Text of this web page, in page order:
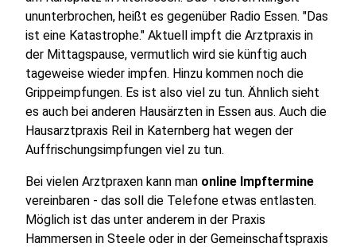
ununterbrochen, heißt es gegenüber Radio Essen. "Das
ist eine Katastrophe." Aktuell impft die Arztpraxis in
der Mittagspause, vermutlich wird sie künftig auch
tageweise wieder impfen. Hinzu kommen noch die
Grippeimpfungen. Es ist also viel zu tun. Ähnlich sieht
es auch bei anderen Hausärzten in Essen aus. Auch die
Hausarztpraxis Reil in Katernberg hat wegen der
Auffrischungsimpfungen viel zu tun.
Bei vielen Arztpraxen kann man online Impftermine
vereinbaren - das soll die Telefone etwas entlasten.
Möglich ist das unter anderem in der Praxis
Hammersen in Steele oder in der Gemeinschaftspraxis